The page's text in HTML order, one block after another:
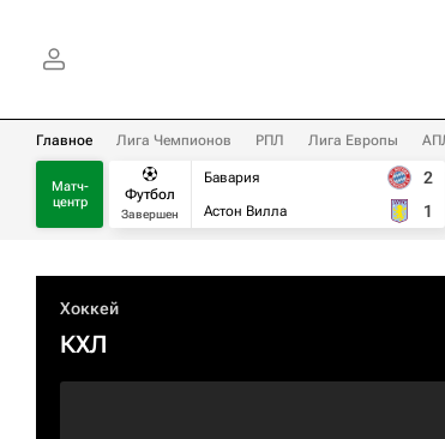
Главное Лига Чемпионов РПЛ Лига Европы
Матч-
центр
Футбол
Завершен
Бавария
Астон Вилла
2
1
Хоккей
КХЛ